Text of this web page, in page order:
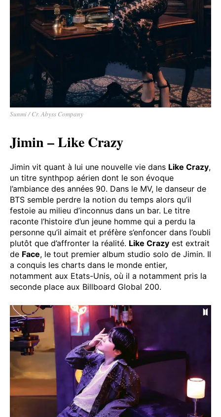
Jimin – Like Crazy
Jimin vit quant à lui une nouvelle vie dansLike Crazy
un titre synthpop aérien dont le son évoque
l’ambiance des années 90. Dans le MV, le danseur de
BTS semble perdre la notion du temps alors qu’il
festoie au milieu d’inconnus dans un bar. Le titre
raconte l’histoire d’un jeune homme qui a perdu la
personne qu’il aimait et préfère s’enfoncer dans l’oubli
plutôt que d’affronter la réalité.Like Crazy
a conquis les charts dans le monde entier,
notamment aux Etats-Unis, où il a notamment pris la
seconde place aux Billboard Global 200.